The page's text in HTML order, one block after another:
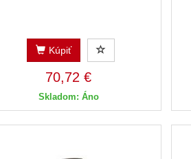
Kúpiť
70,72 €
Skladom: Áno